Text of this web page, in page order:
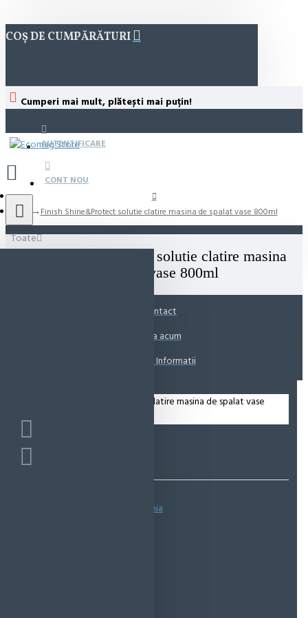
COȘ DE CUMPĂRĂTURI
Cumperi mai mult, plătești mai puțin!
AUTENTIFICARE
CONT NOU
Toate
Finish Shine&Protect solutie clatire masina de spalat vase 800ml
Finish Shine&Protect solutie clatire masina
de spalat vase 800ml
Contact
Suna acum
Solicita Informatii
Spune-ţi opinia